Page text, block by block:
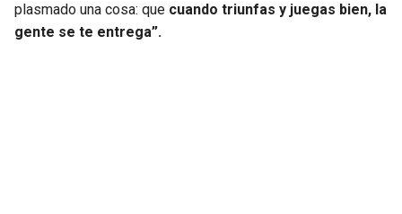
plasmado una cosa: que cuando triunfas y juegas bien, la
gente se te entrega”.